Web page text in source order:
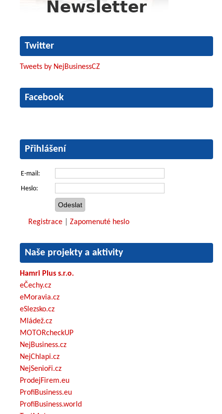
Twitter
Tweets by NejBusinessCZ
Facebook
Přihlášení
E-mail:
Heslo:
Registrace Zapomenuté heslo
Naše projekty a aktivity
Hamri Plus s.r.o.
eČechy.cz
eMoravia.cz
eSlezsko.cz
Mládež.cz
MOTORcheckUP
NejBusiness.cz
NejChlapi.cz
NejSenioři.cz
ProdejFirem.eu
ProfiBusiness.eu
ProfiBusiness.world